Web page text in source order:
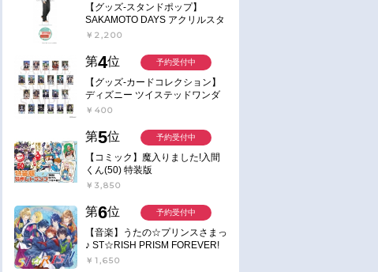
【グッズ-スタンドポップ】
SAKAMOTO DAYS アクリルスタ
ンド～Sunny Afternoon～ 4.南雲
￥2,200
第4位
【グッズ-カードコレクション】
ディズニー ツイステッドワンダ
ーランド ランダムカードコレク
￥400
予約受付中
第5位
【コミック】魔入りました!入間
くん(50) 特装版
￥3,850
予約受付中
第6位
【音楽】うたの☆プリンスさまっ
♪ ST☆RISH PRISM FOREVER!
￥1,650
予約受付中